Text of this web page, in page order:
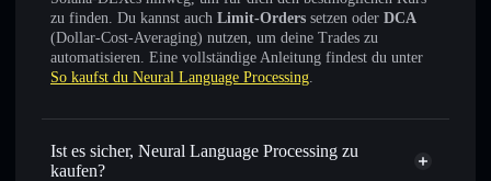
zu finden. Du kannst auch Limit-Orders setzen oder DCA
(Dollar-Cost-Averaging) nutzen, um deine Trades zu
automatisieren. Eine vollständige Anleitung findest du unter
So kaufst du Neural Language Processing.
Ist es sicher, Neural Language Processing zu
kaufen?